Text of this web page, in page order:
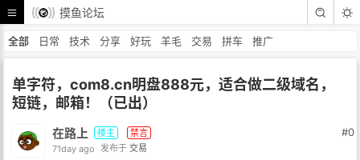
摸鱼论坛
全部 日常 技术 分享 好玩 羊毛 交易 拼车 推广
单字符，com8.cn明盘888元，适合做二级域名，
短链，邮箱！（已出）
在路上 楼主
禁言
71day ago 发布于 交易
#0